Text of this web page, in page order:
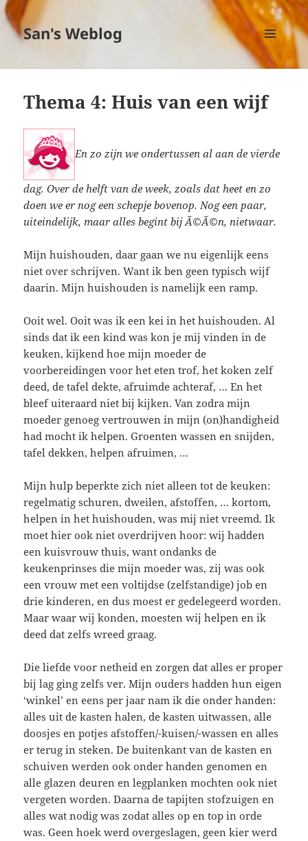
San's Weblog
MENU
EN
Thema 4: Huis van een wijf
En zo zijn we ondertussen al aan de vierde
dag. Over de helft van de week, zoals dat heet en zo
doen we er nog een schepje bovenop. Nog een paar,
uiteindelijk, maar alles begint bij Ã©Ã©n, nietwaar.
Mijn huishouden, daar gaan we nu eigenlijk eens
niet over schrijven. Want ik ben geen typisch wijf
daarin. Mijn huishouden is namelijk een ramp.
Ooit wel. Ooit was ik een kei in het huishouden. Al
sinds dat ik een kind was kon je mij vinden in de
keuken, kijkend hoe mijn moeder de
voorbereidingen voor het eten trof, het koken zelf
deed, de tafel dekte, afruimde achteraf, … En het
bleef uiteraard niet bij kijken. Van zodra mijn
moeder genoeg vertrouwen in mijn (on)handigheid
had mocht ik helpen. Groenten wassen en snijden,
tafel dekken, helpen afruimen, …
Mijn hulp beperkte zich niet alleen tot de keuken:
regelmatig schuren, dweilen, afstoffen, … kortom,
helpen in het huishouden, was mij niet vreemd. Ik
moet hier ook niet overdrijven hoor: wij hadden
een kuisvrouw thuis, want ondanks de
keukenprinses die mijn moeder was, zij was ook
een vrouw met een voltijdse (zelfstandige) job en
drie kinderen, en dus moest er gedelegeerd worden.
Maar waar wij konden, moesten wij helpen en ik
deed dat zelfs wreed graag.
Die liefde voor netheid en zorgen dat alles er proper
bij lag ging zelfs ver. Mijn ouders hadden hun eigen
‘winkel’ en eens per jaar nam ik die onder handen:
alles uit de kasten halen, de kasten uitwassen, alle
doosjes en potjes afstoffen/-kuisen/-wassen en alles
er terug in steken. De buitenkant van de kasten en
schuiven werden ook onder handen genomen en
alle glazen deuren en legplanken mochten ook niet
vergeten worden. Daarna de tapijten stofzuigen en
alles wat nodig was zodat alles op en top in orde
was. Geen hoek werd overgeslagen, geen kier werd